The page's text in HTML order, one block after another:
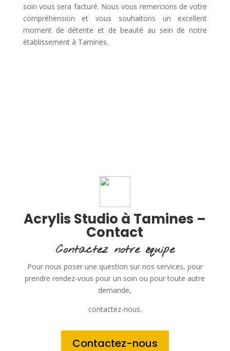
soin vous sera facturé. Nous vous remercions de votre
compréhension et vous souhaitons un excellent
moment de détente et de beauté au sein de notre
établissement à Tamines.
Acrylis Studio à Tamines –
Contact
Contactez notre équipe
Pour nous poser une question sur nos services, pour
prendre rendez-vous pour un soin ou pour toute autre
demande,
contactez-nous.
Contactez-nous